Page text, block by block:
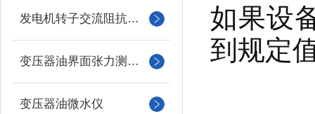
发电机转子交流阻抗测试仪
变压器油界面张力测试仪
变压器油微水仪
如果设
到规定